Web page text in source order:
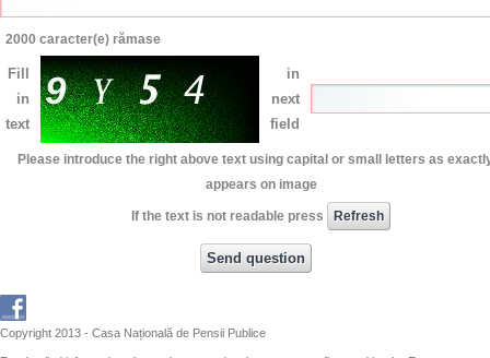
2000 caracter(e) rămase
Fill
in
text
in
next
field
Please introduce the right above text using capital or small letters as
appears on image
If the text is not readable press
Copyright 2013 - Casa Națională de Pensii Publice